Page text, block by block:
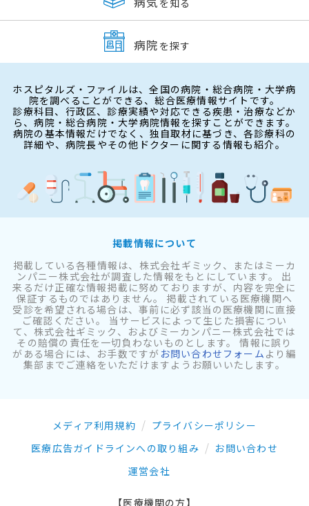
病院 を探す
ホスピタルズ・ファイルは、全国の病院・総合病院・大学病
院を調べることができる、総合医療情報サイトです。
診療科目、行政区、診療実績や対応できる疾患・治療などか
ら、病院・総合病院・大学病院情報を探すことができます。
病院の基本情報だけでなく、独自取材に基づき、各診療科の
詳細や、病院長やその他ドクターに関する情報も紹介。
掲載情報について
掲載している各種情報は、株式会社ギミック、またはミーカ
ンパニー株式会社が調査した情報をもとにしています。 出
来るだけ正確な情報掲載に努めておりますが、内容を完全に
保証するものではありません。 掲載されている医療機関へ
受診を希望される場合は、事前に必ず該当の医療機関に直接
ご確認ください。 当サービスによって生じた損害につい
て、株式会社ギミック、およびミーカンパニー株式会社では
その賠償の責任を一切負わないものとします。 情報に誤り
がある場合には、お手数ですが お問い合わせフォーム より編
集部までご連絡をいただけますようお願いいたします。
メディア利用規約
プライバシーポリシー
医療広告ガイドラインへの取り組み
お問い合わせ
運営会社
【医療機関の方】